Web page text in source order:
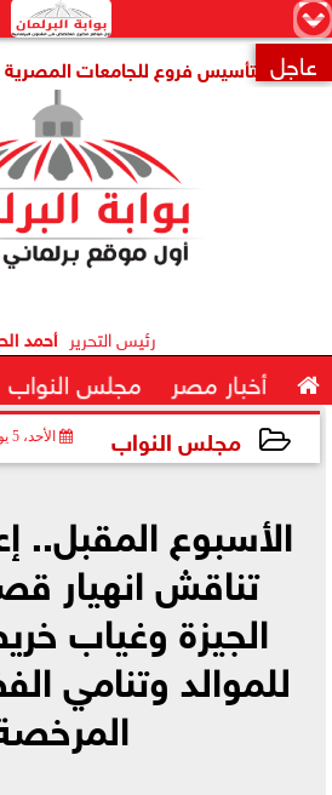
×


 عاجل
لتأسيس فروع للجامعات المصرية بالخارج
رئيس التحرير أحمد
 أخبار مصر مجلس النواب
مجلس النواب الأحد، 5 يوليو 2026
الأسبوع المقبل..
تناقش انهيار
الجيزة وغياب
للموالد وتنامي